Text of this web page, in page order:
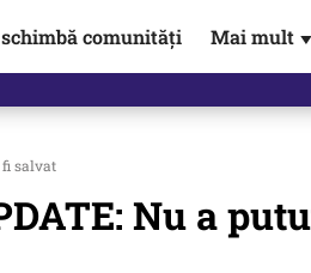
comunități Mai mult ▼
fi salvat
Nu a